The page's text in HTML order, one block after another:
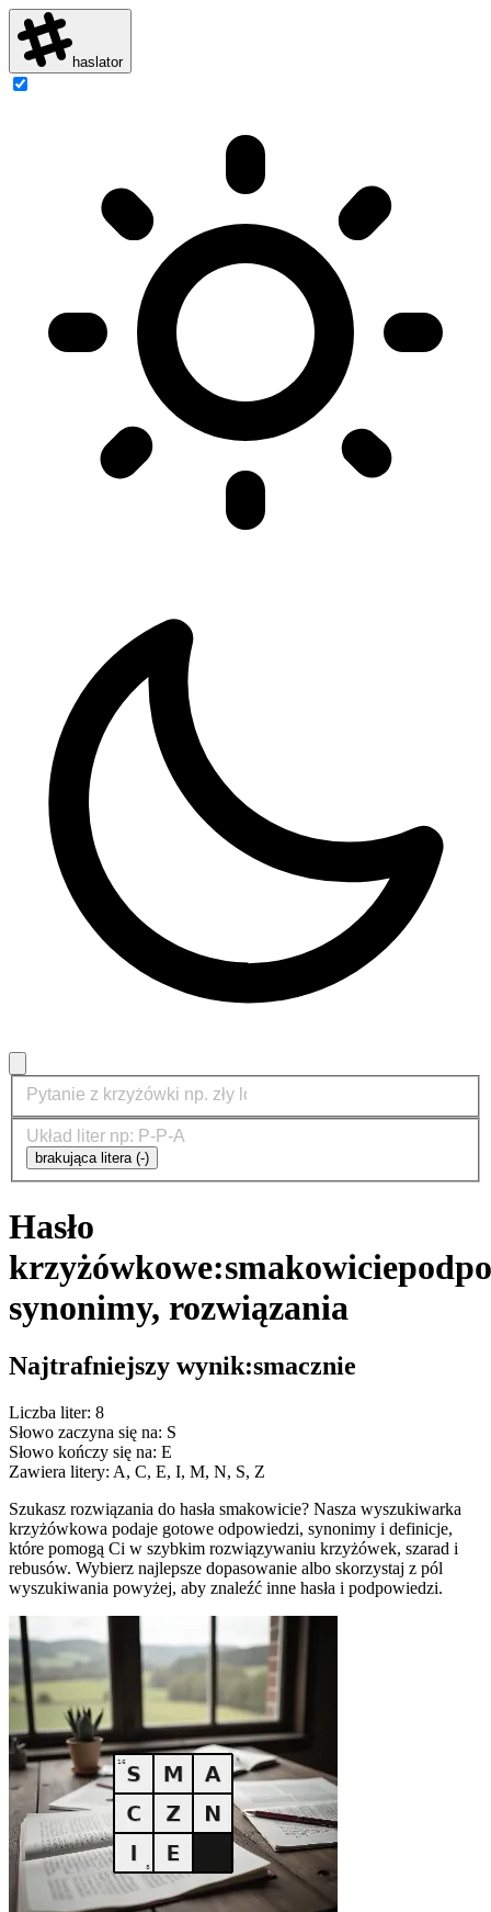
haslator
brakująca litera (-)
Hasło
krzyżówkowe:smakowicie
synonimy, rozwiązania
Najtrafniejszy wynik:smacznie
Liczba liter: 8
Słowo zaczyna się na: S
Słowo kończy się na: E
Zawiera litery: A, C, E, I, M, N, S, Z
Szukasz rozwiązania do hasła smakowicie? Nasza wyszukiwarka
krzyżówkowa podaje gotowe odpowiedzi, synonimy i definicje,
które pomogą Ci w szybkim rozwiązywaniu krzyżówek, szarad i
rebusów. Wybierz najlepsze dopasowanie albo skorzystaj z pól
wyszukiwania powyżej, aby znaleźć inne hasła i podpowiedzi.